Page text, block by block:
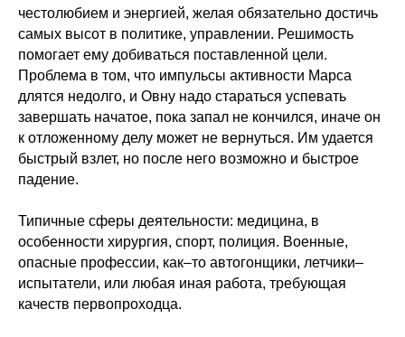
честолюбием и энергией, желая обязательно достичь
самых высот в политике, управлении. Решимость
помогает ему добиваться поставленной цели.
Проблема в том, что импульсы активности Марса
длятся недолго, и Овну надо стараться успевать
завершать начатое, пока запал не кончился, иначе он
к отложенному делу может не вернуться. Им удается
быстрый взлет, но после него возможно и быстрое
падение.
Типичные сферы деятельности: медицина, в
особенности хирургия, спорт, полиция. Военные,
опасные профессии, как–то автогонщики, летчики–
испытатели, или любая иная работа, требующая
качеств первопроходца.